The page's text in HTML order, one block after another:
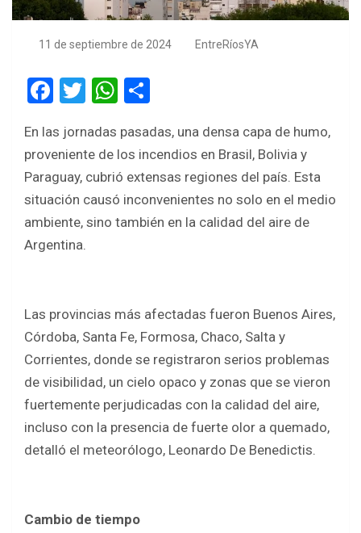
11 de septiembre de 2024 EntreRíosYA
F
ce
b
o
o
k
T
tt
er
W
at
s
A
p
ar
e
En las jornadas pasadas, una densa capa de humo,
proveniente de los incendios en Brasil, Bolivia y
Paraguay, cubrió extensas regiones del país. Esta
situación causó inconvenientes no solo en el medio
ambiente, sino también en la calidad del aire de
Argentina.
Las provincias más afectadas fueron Buenos Aires,
Córdoba, Santa Fe, Formosa, Chaco, Salta y
Corrientes, donde se registraron serios problemas
de visibilidad, un cielo opaco y zonas que se vieron
fuertemente perjudicadas con la calidad del aire,
incluso con la presencia de fuerte olor a quemado,
detalló el meteorólogo, Leonardo De Benedictis.
Cambio de tiempo